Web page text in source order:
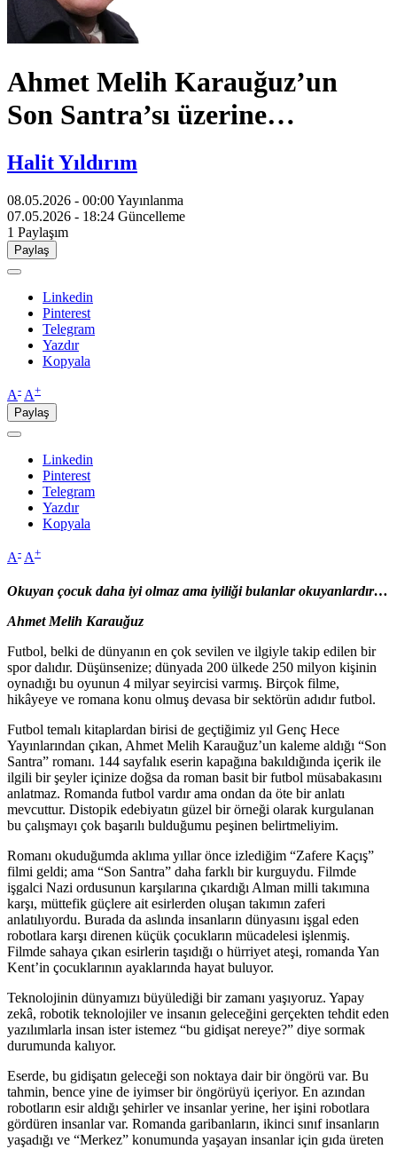
Ahmet Melih Karauğuz’un
Son Santra’sı üzerine…
Halit Yıldırım
08.05.2026 - 00:00Yayınlanma
07.05.2026 - 18:24 Güncelleme
1 Paylaşım
Paylaş
Linkedin
Pinterest
Telegram
Yazdır
Kopyala
A- A+
Paylaş
Linkedin
Pinterest
Telegram
Yazdır
Kopyala
A- A+
Okuyan çocuk daha iyi olmaz ama iyiliği bulanlar okuyanlardır…
Ahmet Melih Karauğuz
Futbol, belki de dünyanın en çok sevilen ve ilgiyle takip edilen bir
spor dalıdır. Düşünsenize; dünyada 200 ülkede 250 milyon kişinin
oynadığı bu oyunun 4 milyar seyircisi varmış. Birçok filme,
hikâyeye ve romana konu olmuş devasa bir sektörün adıdır futbol.
Futbol temalı kitaplardan birisi de geçtiğimiz yıl Genç Hece
Yayınlarından çıkan, Ahmet Melih Karauğuz’un kaleme aldığı “Son
Santra” romanı. 144 sayfalık eserin kapağına bakıldığında içerik ile
ilgili bir şeyler içinize doğsa da roman basit bir futbol müsabakasını
anlatmaz. Romanda futbol vardır ama ondan da öte bir anlatı
mevcuttur. Distopik edebiyatın güzel bir örneği olarak kurgulanan
bu çalışmayı çok başarılı bulduğumu peşinen belirtmeliyim.
Romanı okuduğumda aklıma yıllar önce izlediğim “Zafere Kaçış”
filmi geldi; ama “Son Santra” daha farklı bir kurguydu. Filmde
işgalci Nazi ordusunun karşılarına çıkardığı Alman milli takımına
karşı, müttefik güçlere ait esirlerden oluşan takımın zaferi
anlatılıyordu. Burada da aslında insanların dünyasını işgal eden
robotlara karşı direnen küçük çocukların mücadelesi işlenmiş.
Filmde sahaya çıkan esirlerin taşıdığı o hürriyet ateşi, romanda Yan
Kent’in çocuklarının ayaklarında hayat buluyor.
Teknolojinin dünyamızı büyülediği bir zamanı yaşıyoruz. Yapay
zekâ, robotik teknolojiler ve insanın geleceğini gerçekten tehdit eden
yazılımlarla insan ister istemez “bu gidişat nereye?” diye sormak
durumunda kalıyor.
Eserde, bu gidişatın geleceği son noktaya dair bir öngörü var. Bu
tahmin, bence yine de iyimser bir öngörüyü içeriyor. En azından
robotların esir aldığı şehirler ve insanlar yerine, her işini robotlara
gördüren insanlar var. Romanda garibanların, ikinci sınıf insanların
yaşadığı ve “Merkez” konumunda yaşayan insanlar için gıda üreten